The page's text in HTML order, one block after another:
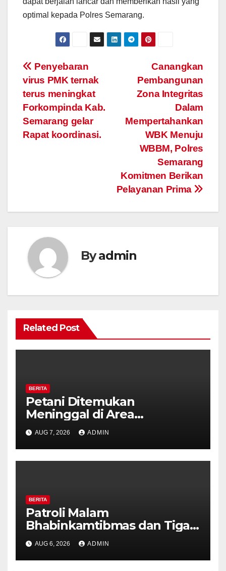
optimal kepada Polres Semarang.
Post
navigation
Canangkan
Pembangunan
Zona Integritas
Dalam
Mempertahankan
WBK Menuju
WBBM, Polres
Semarang
Komitmen Berikan
Pelayanan Prima
Penyebaran
virus PMK ternak
terus meningkat
Forkompinda Kab.
Semarang gelar
Rapat koordinasi.
Byadmin
Related Post
BERITA
Petani Ditemukan
Meninggal di Area
Persawahan Kalibeji, Polisi
Pastikan Tidak Ada Tanda
Kekerasan
AUG 7, 2026 ADMIN
BERITA
Patroli Malam
Bhabinkamtibmas dan Tiga
Pilar Kelurahan Ungaran
Perkuat Kamtibmas, Warga
Diajak Aktifkan Ronda
AUG 6, 2026 ADMIN